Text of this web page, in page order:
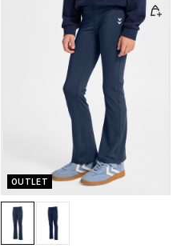
OUTLET